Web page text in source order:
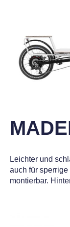
Leichter und
auch für
montierbar.